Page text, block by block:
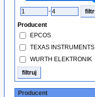
-
Producent
EPCOS
TEXAS INSTRUMENTS
WURTH ELEKTRONIK
Producent